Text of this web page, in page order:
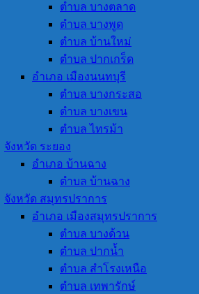
ตำบล บางตลาด
ตำบล บางพูด
ตำบล บ้านใหม่
ตำบล ปากเกร็ด
อำเภอ เมืองนนทบุรี
ตำบล บางกระสอ
ตำบล บางเขน
ตำบล ไทรม้า
จังหวัด ระยอง
อำเภอ บ้านฉาง
ตำบล บ้านฉาง
จังหวัด สมุทรปราการ
อำเภอ เมืองสมุทรปราการ
ตำบล บางด้วน
ตำบล ปากน้ำ
ตำบล สำโรงเหนือ
ตำบล เทพารักษ์